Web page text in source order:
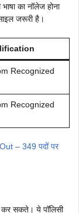
का नॉलेज होना
जरूरी है।
Recognized
Recognized
– 349 पदों पर
कर सकते। ये पॉलिसी